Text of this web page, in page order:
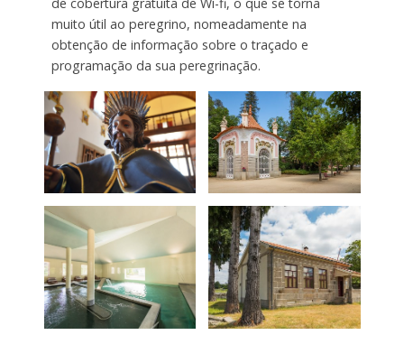
muito útil ao peregrino, nomeadamente na
obtenção de informação sobre o traçado e
programação da sua peregrinação.